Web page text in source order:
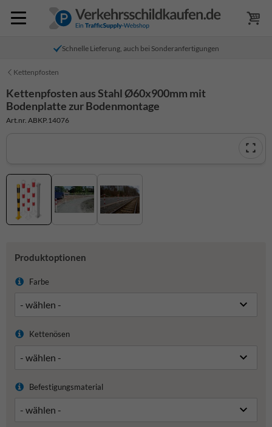
Schnelle Lieferung, auch bei Sonderanfertigungen
Kettenpfosten
Kettenpfosten aus Stahl Ø60x900mm mit
Bodenplatte zur Bodenmontage
Art.nr. ABKP.14076
Produktoptionen
Farbe
Kettenösen
Befestigungsmaterial